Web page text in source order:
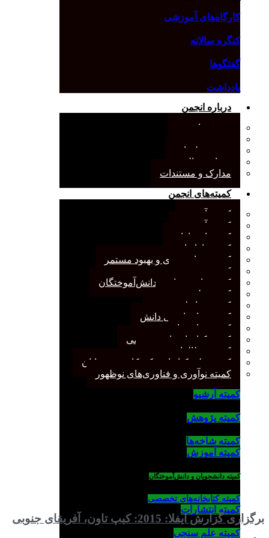
کارگاه‌های آموزشی
کنگره سالانه
گفتگوها
یادداشت
درباره انجمن
معرفی انجمن
صورت‌جلسات
همیاری مالی
مدارک و مستندات
کمیته‌های انجمن
کمیته آرشیو
کمیته آموزش
کمیته انتشارات
کمیته بازاریابی
کمیته برنامه‌ریزی و بهبود مستمر
کمیته پژوهش
کمیته دانشجویان و دانش‌آموختگان
کمیته علم سنجی
کمیته روابط عمومی
کمیته سازماندهی دانش
کمیته شاخه‌ها
کمیته کتابخانه‌های تخصصی
کمیته مطالعات صنفی
کمیته ملی کتابداری کودکان و نوجوانان
کمیته نوآوری و فناوری‌های نوظهور
کمیته آرشیو
کمیته پژوهش
کمیته شاخه‌ها
کمیته آموزش
کمیته دانشجویان و دانش‌آموختگان
کمیته کتابخانه‌های تخصصی
کمیته انتشارات
کمیته علم سنجی
برگزاری گزارش ایفلا: 2015: کیپ تاون، آفریقای جنوبی